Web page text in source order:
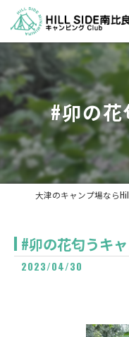
#卯の
#卯の花匂うキ
2023/04/30